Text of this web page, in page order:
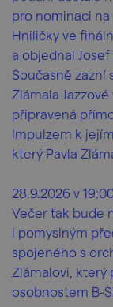
pro nominaci na
Hniličky ve
a objednal Josef
Současně zazní
Zlámala
připravená
Impulzem k
který Pavla
28.9.2026 v
Večer tak bude
i pomyslným
spojeného s
Zlámalovi, který
osobnostem B-